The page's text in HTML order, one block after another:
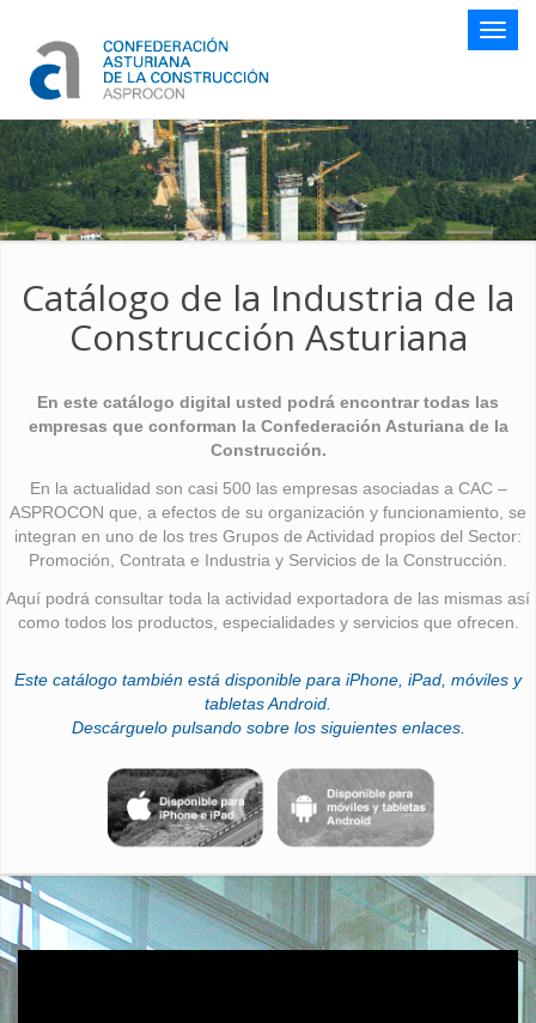
Botón
Catálogo de la Industria de la
Construcción Asturiana
En este catálogo digital usted podrá encontrar todas las
empresas que conforman la Confederación Asturiana de la
Construcción.
En la actualidad son casi 500 las empresas asociadas a CAC –
ASPROCON que, a efectos de su organización y funcionamiento, se
integran en uno de los tres Grupos de Actividad propios del Sector:
Promoción, Contrata e Industria y Servicios de la Construcción.
Aquí podrá consultar toda la actividad exportadora de las mismas así
como todos los productos, especialidades y servicios que ofrecen.
Este catálogo también está disponible para iPhone, iPad, móviles y
tabletas Android.
Descárguelo pulsando sobre los siguientes enlaces.